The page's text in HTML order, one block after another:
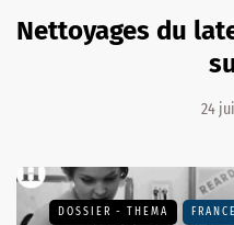
Nettoyages du
24
DOSSIER - THEMA FRANCE